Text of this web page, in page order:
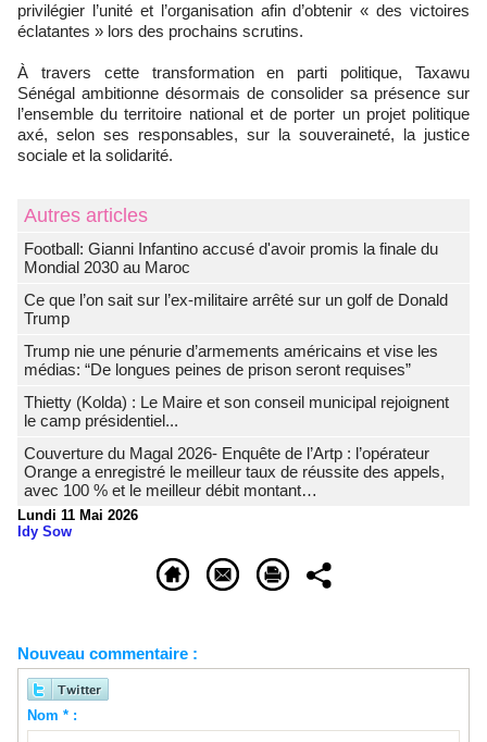
privilégier l’unité et l’organisation afin d’obtenir « des victoires
éclatantes » lors des prochains scrutins.
À travers cette transformation en parti politique, Taxawu
Sénégal ambitionne désormais de consolider sa présence sur
l’ensemble du territoire national et de porter un projet politique
axé, selon ses responsables, sur la souveraineté, la justice
sociale et la solidarité.
Autres articles
Football: Gianni Infantino accusé d'avoir promis la finale du
Mondial 2030 au Maroc
Ce que l’on sait sur l’ex-militaire arrêté sur un golf de Donald
Trump
Trump nie une pénurie d’armements américains et vise les
médias: “De longues peines de prison seront requises”
‎Thietty (Kolda) : Le Maire et son conseil municipal rejoignent
le camp présidentiel...
Couverture du Magal 2026- Enquête de l’Artp : l’opérateur
Orange a enregistré le meilleur taux de réussite des appels,
avec 100 % et le meilleur débit montant…
Lundi 11 Mai 2026
Idy Sow
Nouveau commentaire :
Nom * :